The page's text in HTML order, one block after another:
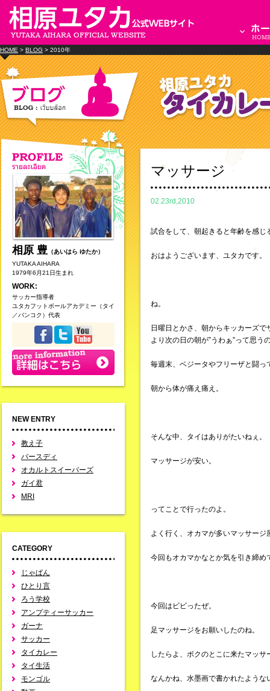
HOME > BLOG > 2010年
相原 豊 （あいはら ゆたか）
YUTAKA AIHARA
1979年6月21日生まれ
WORK:
サッカー指導者
ユタカフットボールアカデミー（タイ
／バンコク）代表
NEW ENTRY
教え子
バースディ
オカルトスイーパーズ
ガイ君
MRI
CATEGORY
じゃぱん
ひとり言
ろう学校
アンプティーサッカー
ガーナ
サッカー
タイカレー
タイ生活
モンゴル
マッサージ
02.23rd,2010
試合をして、朝起きると年齢を感じ
おはようございます、ユタカです。
ね。
日曜日とかさ、朝からキッカーズ
より次の日の朝が”うわぁ”って思う
毎週末、ベジータやフリーザと闘っ
朝から体が痛え痛え。
そんな中、タイはありがたいねぇ。
マッサージが安い。
ってことで行ったのよ。
よく行く、オカマが多いマッサージ
今回もオカマかなとか気を引き締め
今回はビビったぜ。
足マッサージをお願いしたのね。
したらよ、ボクのとこに来たマッ
なんかね、水墨画で書かれたような